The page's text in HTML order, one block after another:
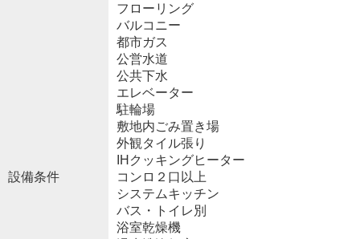
設備条件
フローリング
バルコニー
都市ガス
公営水道
公共下水
エレベーター
駐輪場
敷地内ごみ置き場
外観タイル張り
IHクッキングヒーター
コンロ２口以上
システムキッチン
バス・トイレ別
浴室乾燥機